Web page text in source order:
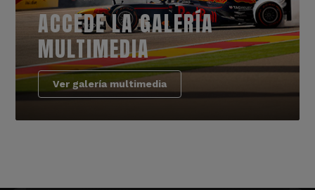
ACCEDE LA GALERÍA
MULTIMEDIA
Ver galería multimedia